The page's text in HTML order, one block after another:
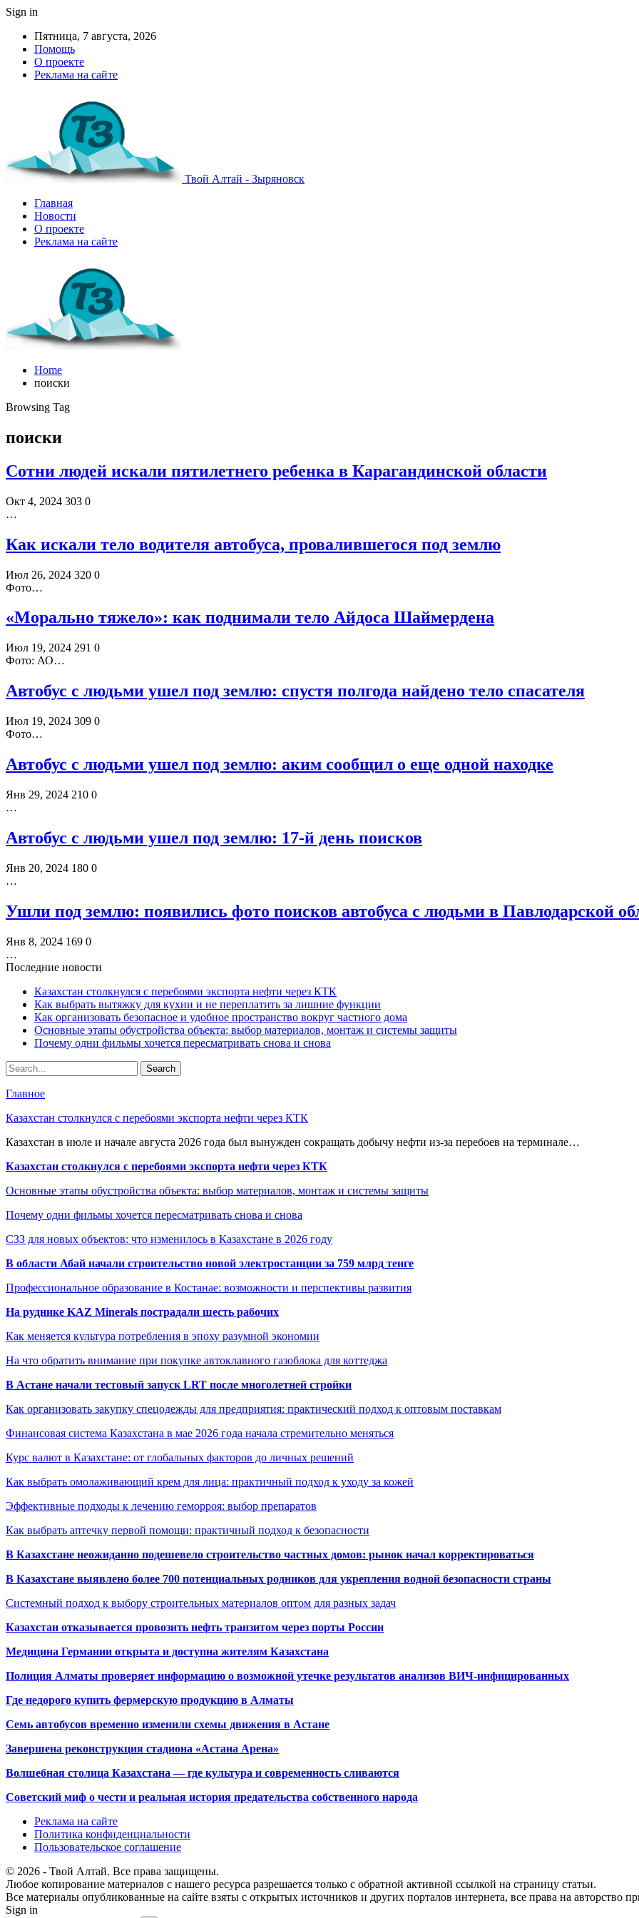
Sign in
Пятница, 7 августа, 2026
Помощь
О проекте
Реклама на сайте
Твой Алтай - Зыряновск
Главная
Новости
О проекте
Реклама на сайте
Home
поиски
Browsing Tag
поиски
Сотни людей искали пятилетнего ребенка в Карагандинской области
Окт 4, 2024 303 0
…
Как искали тело водителя автобуса, провалившегося под землю
Июл 26, 2024 320 0
Фото…
«Морально тяжело»: как поднимали тело Айдоса Шаймердена
Июл 19, 2024 291 0
Фото: АО…
Автобус с людьми ушел под землю: спустя полгода найдено тело спасателя
Июл 19, 2024 309 0
Фото…
Автобус с людьми ушел под землю: аким сообщил о еще одной находке
Янв 29, 2024 210 0
…
Автобус с людьми ушел под землю: 17-й день поисков
Янв 20, 2024 180 0
…
Ушли под землю: появились фото поисков автобуса с людьми в Павлодарской
Янв 8, 2024 169 0
…
Последние новости
Казахстан столкнулся с перебоями экспорта нефти через КТК
Как выбрать вытяжку для кухни и не переплатить за лишние функции
Как организовать безопасное и удобное пространство вокруг частного дома
Основные этапы обустройства объекта: выбор материалов, монтаж и системы защиты
Почему одни фильмы хочется пересматривать снова и снова
Главное
Казахстан столкнулся с перебоями экспорта нефти через КТК
Казахстан в июле и начале августа 2026 года был вынужден сокращать добычу нефти из-за перебоев на терминале…
Казахстан столкнулся с перебоями экспорта нефти через КТК
Основные этапы обустройства объекта: выбор материалов, монтаж и системы защиты
Почему одни фильмы хочется пересматривать снова и снова
СЗЗ для новых объектов: что изменилось в Казахстане в 2026 году
В области Абай начали строительство новой электростанции за 759 млрд тенге
Профессиональное образование в Костанае: возможности и перспективы развития
На руднике KAZ Minerals пострадали шесть рабочих
Как меняется культура потребления в эпоху разумной экономии
На что обратить внимание при покупке автоклавного газоблока для коттеджа
В Астане начали тестовый запуск LRT после многолетней стройки
Как организовать закупку спецодежды для предприятия: практический подход к оптовым поставкам
Финансовая система Казахстана в мае 2026 года начала стремительно меняться
Курс валют в Казахстане: от глобальных факторов до личных решений
Как выбрать омолаживающий крем для лица: практичный подход к уходу за кожей
Эффективные подходы к лечению геморроя: выбор препаратов
Как выбрать аптечку первой помощи: практичный подход к безопасности
В Казахстане неожиданно подешевело строительство частных домов: рынок начал корректироваться
В Казахстане выявлено более 700 потенциальных родников для укрепления водной безопасности страны
Системный подход к выбору строительных материалов оптом для разных задач
Казахстан отказывается провозить нефть транзитом через порты России
Медицина Германии открыта и доступна жителям Казахстана
Полиция Алматы проверяет информацию о возможной утечке результатов анализов ВИЧ-инфицированных
Где недорого купить фермерскую продукцию в Алматы
Семь автобусов временно изменили схемы движения в Астане
Завершена реконструкция стадиона «Астана Арена»
Волшебная столица Казахстана — где культура и современность сливаются
Советский миф о чести и реальная история предательства собственного народа
Реклама на сайте
Политика конфиденциальности
Пользовательское соглашение
© 2026 - Твой Алтай. Все права защищены.
Любое копирование материалов с нашего ресурса разрешается только с обратной активной ссылкой на страницу статьи.
Все материалы опубликованные на сайте взяты с открытых источников и других порталов интернета, все права на авторство
Sign in